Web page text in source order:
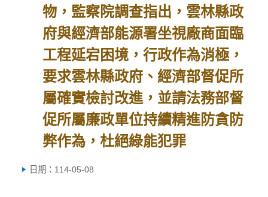
物，監察院調查指出，雲林縣政
府與經濟部能源署坐視廠商面臨
工程延宕困境，行政作為消極，
要求雲林縣政府、經濟部督促所
屬確實檢討改進，並請法務部督
促所屬廉政單位持續精進防貪防
弊作為，杜絕綠能犯罪
日期：114-05-08